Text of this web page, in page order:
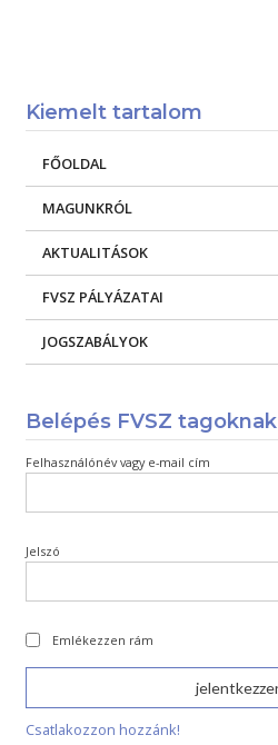
Kiemelt tartalom
FŐOLDAL
MAGUNKRÓL
AKTUALITÁSOK
FVSZ PÁLYÁZATAI
JOGSZABÁLYOK
Belépés FVSZ tagoknak
Felhasználónév vagy e-mail cím
Jelszó
Emlékezzen rám
Csatlakozzon hozzánk!